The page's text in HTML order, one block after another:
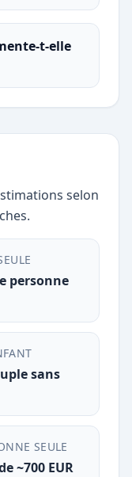
t-elle
selon
personne
sans
SEULE
~700 EUR